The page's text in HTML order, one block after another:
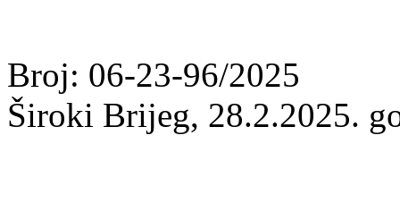
Broj: 06-23-96/2025
Široki Brijeg, 28.2.2025.